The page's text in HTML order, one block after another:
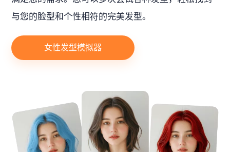
与您的脸型和个性相符的完美发型。
女性发型模拟器